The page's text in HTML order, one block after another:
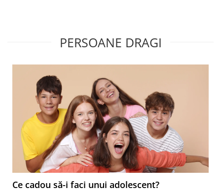
PERSOANE DRAGI
Ce cadou să-i faci unui adolescent?